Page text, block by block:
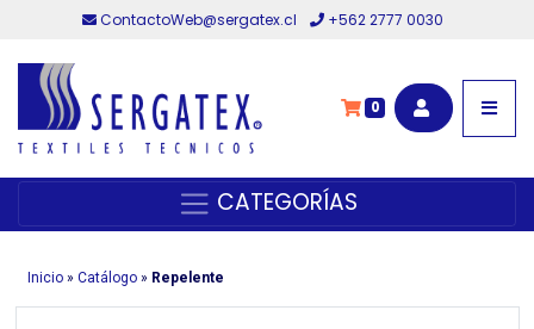
ContactoWeb@sergatex.cl +562 2777 0030
0
CATEGORÍAS
Inicio» Catálogo» Repelente